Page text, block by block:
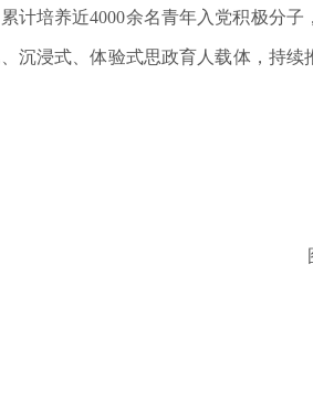
培养近4000余名青年入党积极分
浸式、体验式思政育人载体，持续